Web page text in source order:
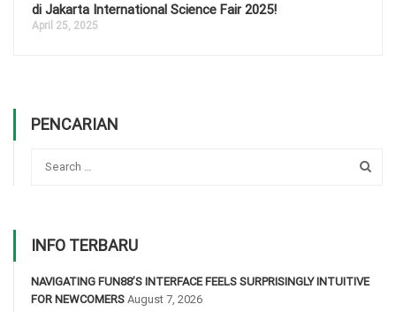
di Jakarta International Science Fair 2025!
April 25, 2025
PENCARIAN
INFO TERBARU
NAVIGATING FUN88’S INTERFACE FEELS SURPRISINGLY INTUITIVE
FOR NEWCOMERS August 7, 2026